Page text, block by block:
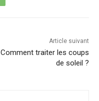
Article suivant
Comment traiter les coups
de soleil ?